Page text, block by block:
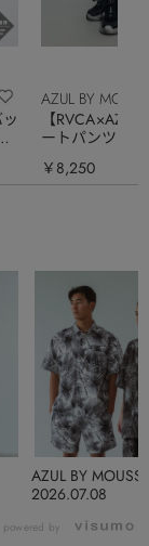
AZUL BY
【RVCA×AZUL
ートパンツ
￥8,250
2026.07.08
AZUL BY
powered by